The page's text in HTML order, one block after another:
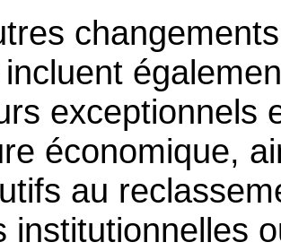
exceptionnels
économique,
au
institutionnelles